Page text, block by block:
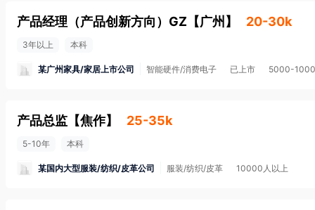
产品经理（产品创新方向）GZ 【广州 】 20-30k
3年以上 本科
某广州家具/家居上市公司 智能硬件/消费电子 已上市 5000-
产品总监 【焦作】 25-35k
5-10年 本科
某国内大型服装/纺织/皮革公司 服装/纺织/皮革 10000人以上